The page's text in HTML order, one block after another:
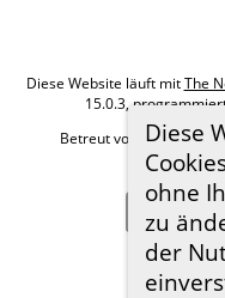
Diese
ohne
zu
der
Diese Website läuft mitThe
15.0.3,
Betreut von
Roland zu
Hier
Zur